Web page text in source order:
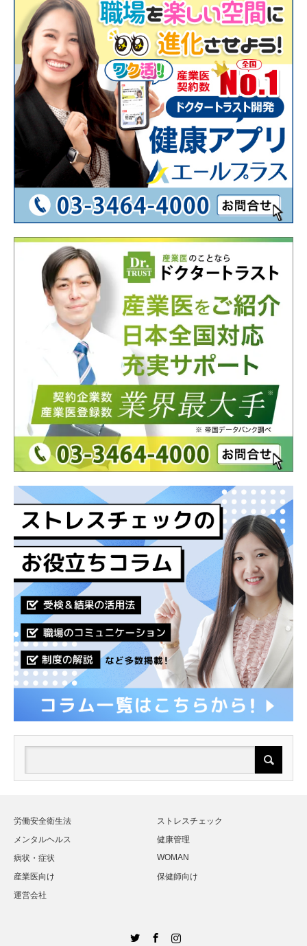
労働安全衛生法
ストレスチェック
メンタルヘルス
健康管理
病状・症状
WOMAN
産業医向け
保健師向け
運営会社